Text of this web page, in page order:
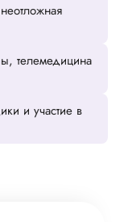
телемедицина
и участие в